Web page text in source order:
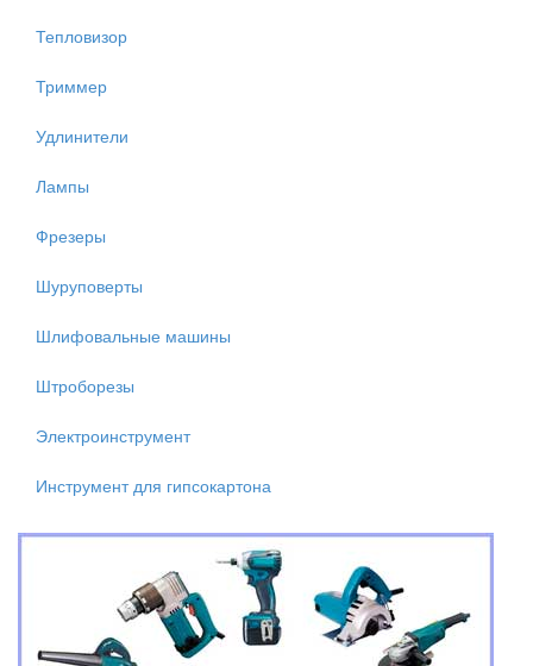
Тепловизор
Триммер
Удлинители
Лампы
Фрезеры
Шуруповерты
Шлифовальные машины
Штроборезы
Электроинструмент
Инструмент для гипсокартона